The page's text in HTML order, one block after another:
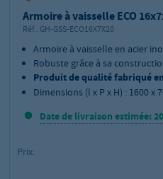
Armoire à vaisselle ECO
Réf.: GH-GSS-ECO16X7X20
Armoire à vaisselle en acier
Robuste grâce à sa
Produit de qualité fabriqué
Dimensions (l x P x H) : 1600 x
Date de livraison estimée:
Prix: